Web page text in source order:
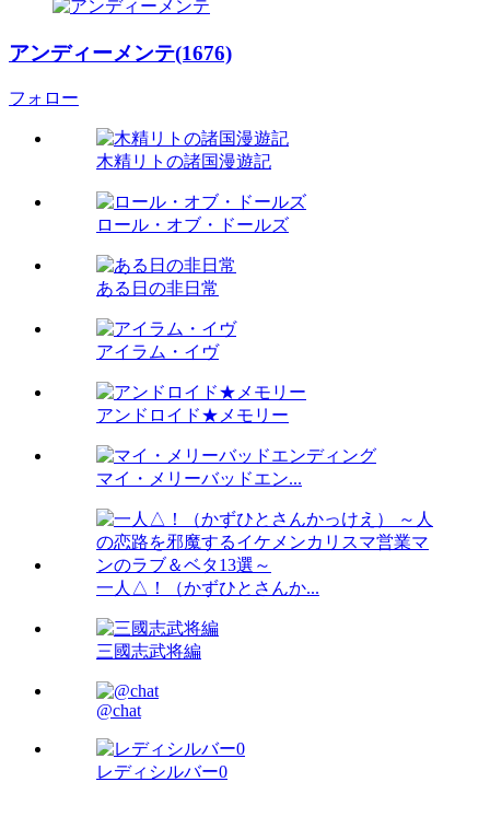
アンディーメンテ(1676)
フォロー
木精リトの諸国漫遊記
ロール・オブ・ドールズ
ある日の非日常
アイラム・イヴ
アンドロイド★メモリー
マイ・メリーバッドエン...
一人△！（かずひとさんか...
三國志武将編
@chat
レディシルバー0